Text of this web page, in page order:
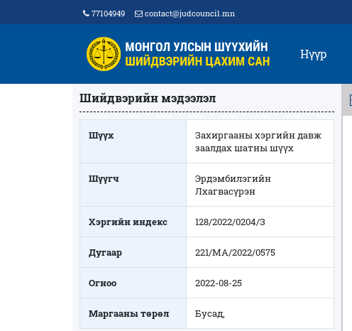
77104949 contact@judcouncil.mn
Нүүр
Шийдвэрийн мэдээлэл
Шүүх
Захиргааны хэргийн давж
заалдах шатны шүүх
Шүүгч
Эрдэмбилэгийн
Лхагвасүрэн
Хэргийн индекс 128/2022/0204/З
Дугаар 221/МА/2022/0575
Огноо 2022-08-25
Маргааны төрөл Бусад,